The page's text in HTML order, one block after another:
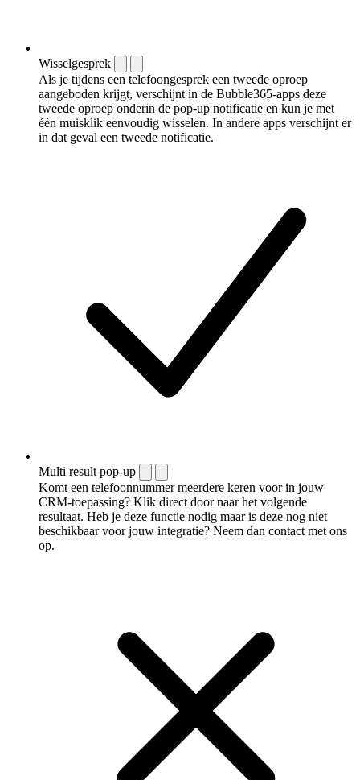
Wisselgesprek
Als je tijdens een telefoongesprek een tweede oproep
aangeboden krijgt, verschijnt in de Bubble365-apps deze
tweede oproep onderin de pop-up notificatie en kun je met
één muisklik eenvoudig wisselen. In andere apps verschijnt er
in dat geval een tweede notificatie.
Multi result pop-up
Komt een telefoonnummer meerdere keren voor in jouw
CRM-toepassing? Klik direct door naar het volgende
resultaat. Heb je deze functie nodig maar is deze nog niet
beschikbaar voor jouw integratie? Neem dan contact met ons
op.